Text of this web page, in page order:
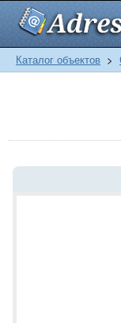
Каталог объектов >